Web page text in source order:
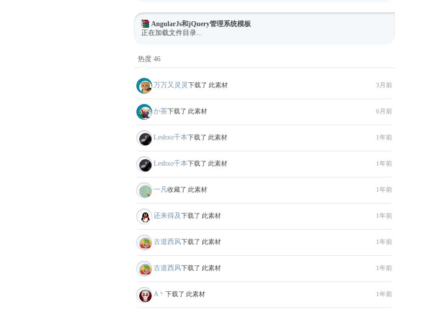
AngularJs和jQuery管理系统模板
正在加载文件目录...
热度 46
万万又灵灵 下载了 此素材 3月前
か茶下载了 此素材 6月前
Leshxo千本下载了 此素材 1年前
Leshxo千本下载了 此素材 1年前
一凡收藏了 此素材 1年前
还来得及下载了 此素材 1年前
古道西风下载了 此素材 1年前
古道西风下载了 此素材 1年前
A丶 下载了 此素材 1年前